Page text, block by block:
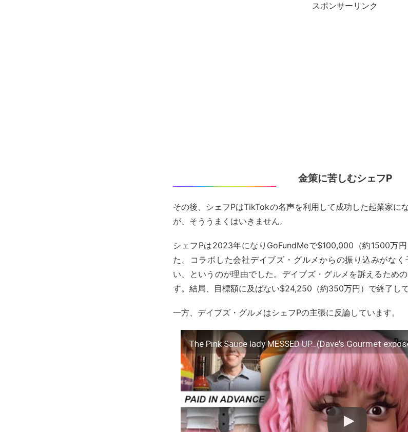
スポンサーリンク
金策に苦しむシェフP
その後、シェフPはTikTokの名声を利用して成功した起業家に
が、そううまくはいきません。
シェフPは2023年になりGoFundMeで$100,000（約1500万
た。コラボした会社デイブズ・グルメからの振り込みがな
い、というのが理由でした。デイブズ・グルメを訴えるため
す。結局、目標額に及ばない$24,250（約350万円）で終了して
一方、デイブズ・グルメはシェフPの主張に反論しています。
The Pink Sauce lady MESSED UP…(Dave's Gourmet